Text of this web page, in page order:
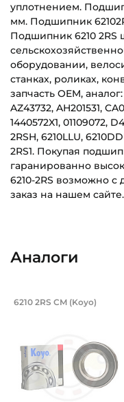
уплотнением.
мм. Подшипник
Подшипник 6210 2RS
оборудовании,
станках, роликах,
запчасть OEM,
AZ43732, AH201531,
1440572X1, 01109072,
2RSH, 6210LLU,
2RS1. Покупая
гаранированно
6210-2RS возможно
заказ на нашем сайте.
Наружный диаметр
Ширина внутреннего
Ширина наружного
20 мм
Тип посадочного
Категория:
Аналоги
Подшипник
6210 2RS CM (Koyo)